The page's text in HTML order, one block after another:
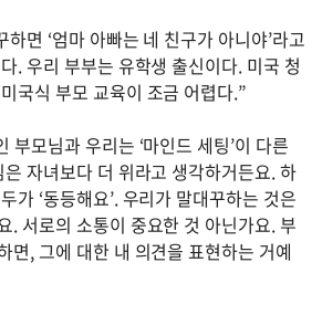
면 ‘엄마 아빠는 네 친구가 아니야’라고
. 우리 부부는 유학생 출신이다. 미국 청
국식 부모 교육이 조금 어렵다.”
부모님과 우리는 ‘마인드 세팅’이 다른
자녀보다 더 위라고 생각하거든요. 하
가 ‘동등해요’. 우리가 말대꾸하는 것은
. 서로의 소통이 중요한 것 아닌가요. 부
면, 그에 대한 내 의견을 표현하는 거예